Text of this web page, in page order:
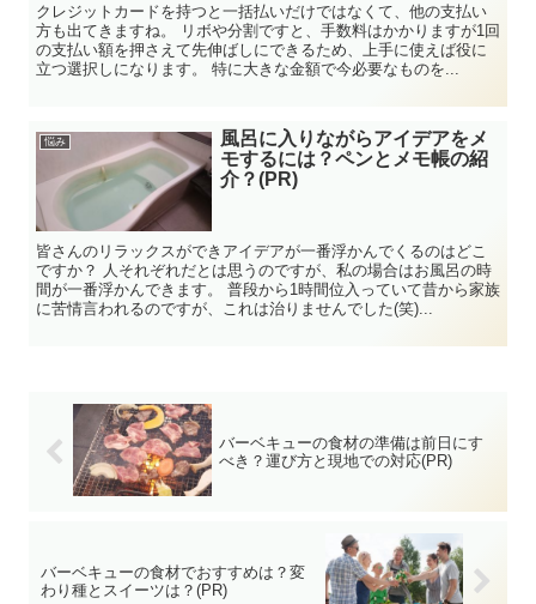
クレジットカードを持つと一括払いだけではなくて、他の支払い
方も出てきますね。 リボや分割ですと、手数料はかかりますが1回
の支払い額を押さえて先伸ばしにできるため、上手に使えば役に
立つ選択しになります。 特に大きな金額で今必要なものを...
悩み
風呂に入りながらアイデアをメ
モするには？ペンとメモ帳の紹
介？(PR)
皆さんのリラックスができアイデアが一番浮かんでくるのはどこ
ですか？ 人それぞれだとは思うのですが、私の場合はお風呂の時
間が一番浮かんできます。 普段から1時間位入っていて昔から家族
に苦情言われるのですが、これは治りませんでした(笑)...
バーベキューの食材の準備は前日にす
べき？運び方と現地での対応(PR)
バーベキューの食材でおすすめは？変
わり種とスイーツは？(PR)